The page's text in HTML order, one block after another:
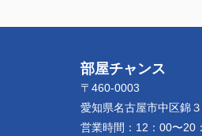
部屋チャンス
〒460-0003
愛知県名古屋市中区錦
営業時間： 12：00〜20